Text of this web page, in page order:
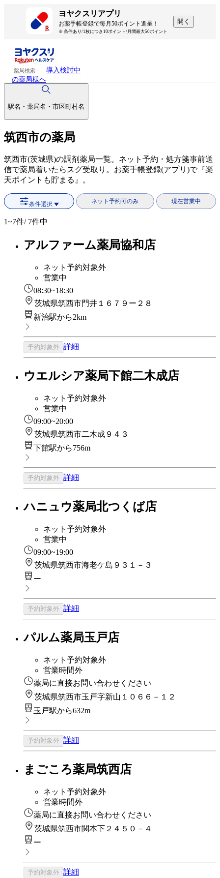
ヨヤクスリアプリ
お薬手帳登録で毎月50ポイント進呈！
※ 条件あり/1枚につき10ポイント/月間最大50ポイント
開く
薬局検索
導入検討中
の薬局様へ
駅名・薬局名・市区町村名
筑西市の薬局
筑西市(茨城県)の調剤薬局一覧。ネット予約・処方箋事前送
信で薬局着いたらスグ受取り。お薬手帳登録(アプリ)で『楽
天ポイントも貯まる』。
条件選択 ネット予約可のみ 現在営業中
1~7件/ 7件中
アルファーム薬局協和店
ネット予約対象外
営業中
08:30~18:30
茨城県筑西市門井１６７９ー２８
新治駅から2km
予約対象外 詳細
ウエルシア薬局下館二木成店
ネット予約対象外
営業中
09:00~20:00
茨城県筑西市二木成９４３
下館駅から756m
予約対象外 詳細
ハニュウ薬局北つくば店
ネット予約対象外
営業中
09:00~19:00
茨城県筑西市海老ケ島９３１－３
ー
予約対象外 詳細
パルム薬局玉戸店
ネット予約対象外
営業時間外
薬局に直接お問い合わせください
茨城県筑西市玉戸字新山１０６６－１２
玉戸駅から632m
予約対象外 詳細
まごころ薬局筑西店
ネット予約対象外
営業時間外
薬局に直接お問い合わせください
茨城県筑西市関本下２４５０－４
ー
予約対象外 詳細